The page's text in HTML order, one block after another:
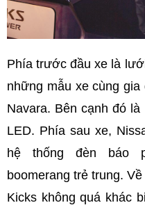
Phía trước đầu xe là
những mẫu xe cùng
Navara. Bên cạnh đó là
LED. Phía sau xe,
hệ thống đèn báo
boomerang trẻ trung.
Kicks không quá khác